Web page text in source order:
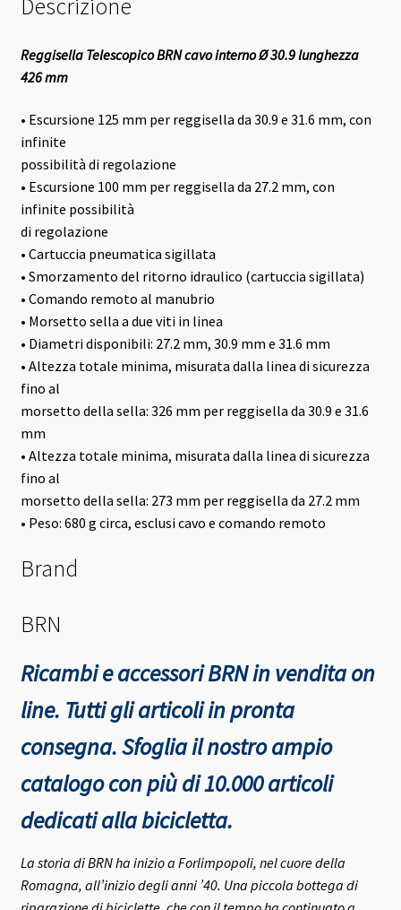
Descrizione
Reggisella Telescopico BRN cavo interno Ø 30.9 lunghezza
426 mm
• Escursione 125 mm per reggisella da 30.9 e 31.6 mm, con
infinite
possibilità di regolazione
• Escursione 100 mm per reggisella da 27.2 mm, con
infinite possibilità
di regolazione
• Cartuccia pneumatica sigillata
• Smorzamento del ritorno idraulico (cartuccia sigillata)
• Comando remoto al manubrio
• Morsetto sella a due viti in linea
• Diametri disponibili: 27.2 mm, 30.9 mm e 31.6 mm
• Altezza totale minima, misurata dalla linea di sicurezza
fino al
morsetto della sella: 326 mm per reggisella da 30.9 e 31.6
mm
• Altezza totale minima, misurata dalla linea di sicurezza
fino al
morsetto della sella: 273 mm per reggisella da 27.2 mm
• Peso: 680 g circa, esclusi cavo e comando remoto
Brand
BRN
Ricambi e accessori BRN in vendita on
line. Tutti gli articoli in pronta
consegna.Sfoglia il nostro ampio
catalogo con più di 10.000 articoli
dedicati alla bicicletta.
La storia di BRN ha inizio a Forlimpopoli, nel cuore della
Romagna, all’inizio degli anni ’40. Una piccola bottega di